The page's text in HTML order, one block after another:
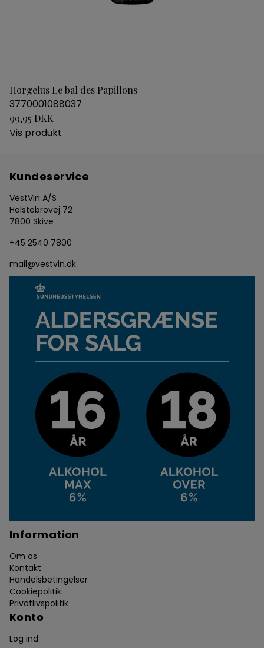
Horgelus Le bal des Papillons
3770001088037
99,95 DKK
Vis produkt
Kundeservice
VestVin A/S
Holstebrovej 72
7800 Skive
+45 2540 7800
mail@vestvin.dk
Information
Om os
Kontakt
Handelsbetingelser
Cookiepolitik
Privatlivspolitik
Konto
Log ind